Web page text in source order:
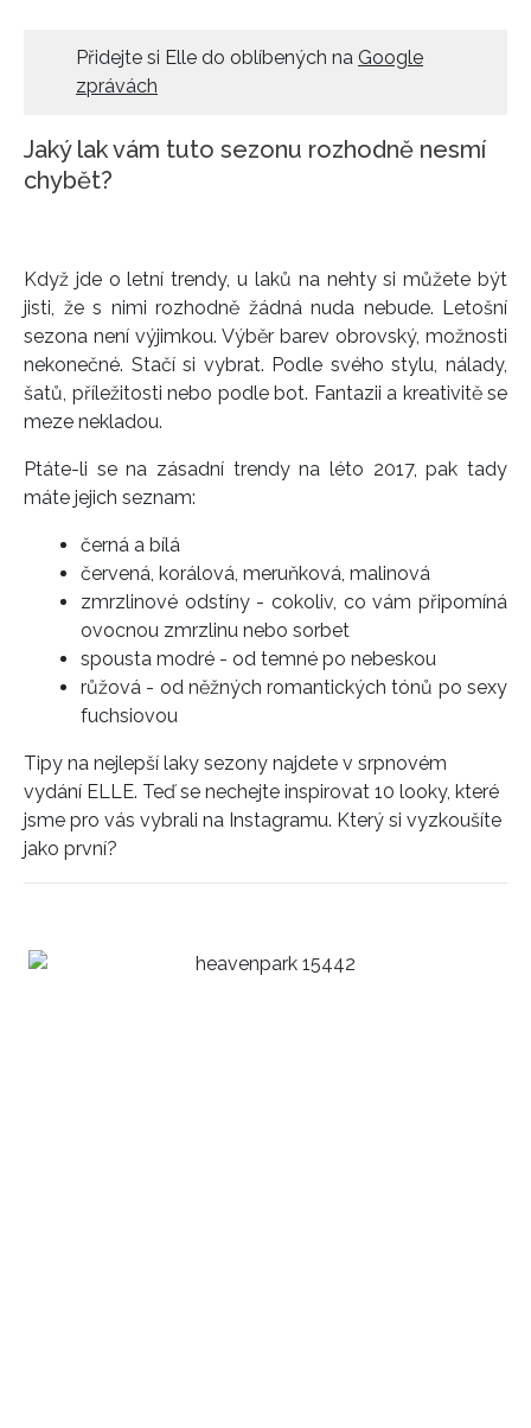
Přidejte si Elle do oblíbených na Google
zprávách
Jaký lak vám tuto sezonu rozhodně nesmí
chybět?
Když jde o letní trendy, u laků na nehty si můžete být
jisti, že s nimi rozhodně žádná nuda nebude. Letošní
sezona není výjimkou. Výběr barev obrovský, možnosti
nekonečné. Stačí si vybrat. Podle svého stylu, nálady,
šatů, příležitosti nebo podle bot. Fantazii a kreativitě se
meze nekladou.
Ptáte-li se na zásadní trendy na léto 2017, pak tady
máte jejich seznam:
černá a bílá
červená, korálová, meruňková, malinová
zmrzlinové odstíny - cokoliv, co vám připomíná
ovocnou zmrzlinu nebo sorbet
spousta modré - od temné po nebeskou
růžová - od něžných romantických tónů po sexy
fuchsiovou
Tipy na nejlepší laky sezony najdete v srpnovém
vydání ELLE. Teď se nechejte inspirovat 10 looky, které
jsme pro vás vybrali na Instagramu. Který si vyzkoušíte
jako první?